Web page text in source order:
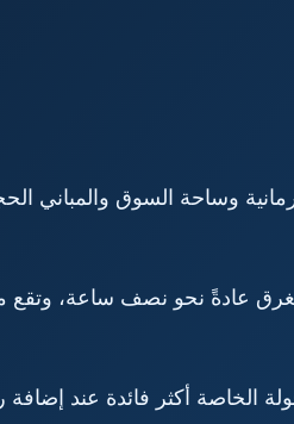
وساحة السوق والمباني
عادةً نحو نصف ساعة،
الخاصة أكثر فائدة عند إضافة